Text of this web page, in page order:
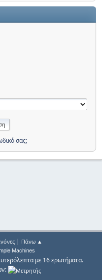
σας;
| Πάνω ▲
Machines
με 16 ερωτήματα.